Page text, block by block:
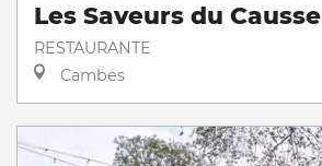
Les Saveurs du Causse
RESTAURANTE
Cambes